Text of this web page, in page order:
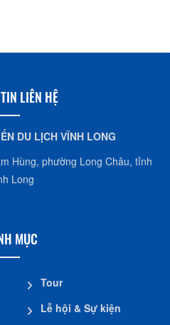
LIÊN HỆ
DU LỊCH VĨNH LONG
Hùng, phường Long Châu, tỉnh
Long
MỤC
Tour
Lễ hội & Sự kiện